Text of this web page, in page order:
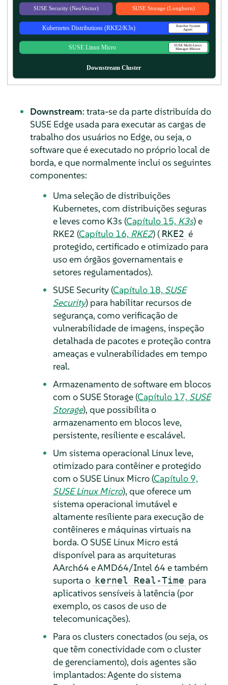
Downstream: trata-se da parte distribuída do
SUSE Edge usada para executar as cargas de
trabalho dos usuários no Edge, ou seja, o
software que é executado no próprio local de
borda, e que normalmente inclui os seguintes
componentes:
Uma seleção de distribuições
Kubernetes, com distribuições seguras
e leves como K3s (Capítulo 15, K3s) e
RKE2 (Capítulo 16, RKE2) ( RKE2 é
protegido, certificado e otimizado para
uso em órgãos governamentais e
setores regulamentados).
SUSE Security (Capítulo 18, SUSE
Security) para habilitar recursos de
segurança, como verificação de
vulnerabilidade de imagens, inspeção
detalhada de pacotes e proteção contra
ameaças e vulnerabilidades em tempo
real.
Armazenamento de software em blocos
com o SUSE Storage (Capítulo 17, SUSE
Storage), que possibilita o
armazenamento em blocos leve,
persistente, resiliente e escalável.
Um sistema operacional Linux leve,
otimizado para contêiner e protegido
com o SUSE Linux Micro (Capítulo 9,
SUSE Linux Micro), que oferece um
sistema operacional imutável e
altamente resiliente para execução de
contêineres e máquinas virtuais na
borda. O SUSE Linux Micro está
disponível para as arquiteturas
AArch64 e AMD64/Intel 64 e também
suporta o kernel Real-Time para
aplicativos sensíveis à latência (por
exemplo, os casos de uso de
telecomunicações).
Para os clusters conectados (ou seja, os
que têm conectividade com o cluster
de gerenciamento), dois agentes são
implantados: Agente do sistema